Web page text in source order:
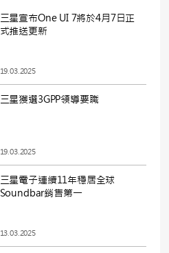
三星宣布One UI 7將於4月7日正
式推送更新
19.03.2025
三星獲選3GPP領導要職
19.03.2025
三星電子連續11年穩居全球
Soundbar銷售第一
13.03.2025